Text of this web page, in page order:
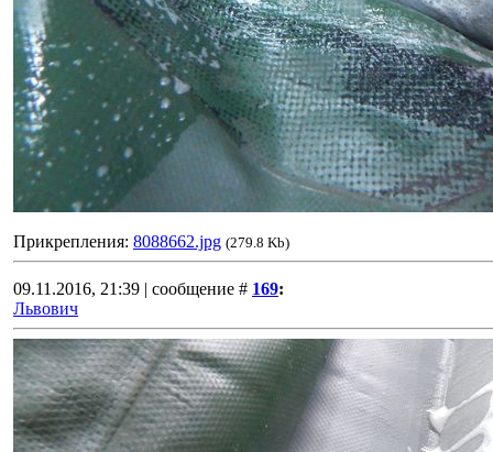
Прикрепления: 8088662.jpg (279.8 Kb)
09.11.2016, 21:39 | сообщение # 169:
Львович